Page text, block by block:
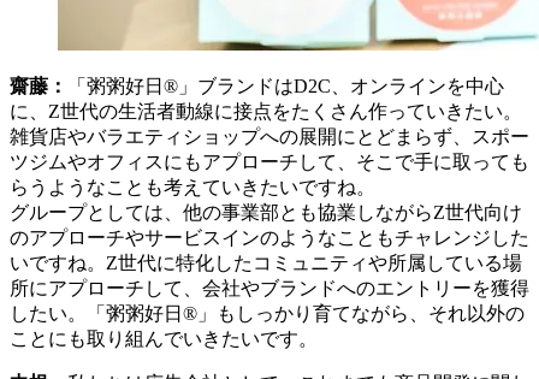
齋藤：
「粥粥好日®」ブランドはD2C、オンラインを中心
に、Z世代の生活者動線に接点をたくさん作っていきたい。
雑貨店やバラエティショップへの展開にとどまらず、スポー
ツジムやオフィスにもアプローチして、そこで手に取っても
らうようなことも考えていきたいですね。
グループとしては、他の事業部とも協業しながらZ世代向け
のアプローチやサービスインのようなこともチャレンジした
いですね。Z世代に特化したコミュニティや所属している場
所にアプローチして、会社やブランドへのエントリーを獲得
したい。「粥粥好日®」もしっかり育てながら、それ以外の
ことにも取り組んでいきたいです。